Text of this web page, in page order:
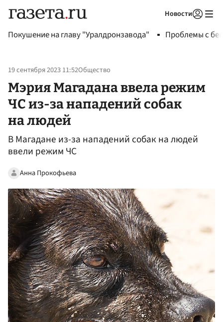
Новости
Покушение на главу "Уралдронзавода" Проблемы с
19 сентября 2023 11:52Общество
Мэрия Магадана ввела режим
ЧС из-за нападений собак
на людей
В Магадане из-за нападений собак на людей
ввели режим ЧС
Анна Прокофьева